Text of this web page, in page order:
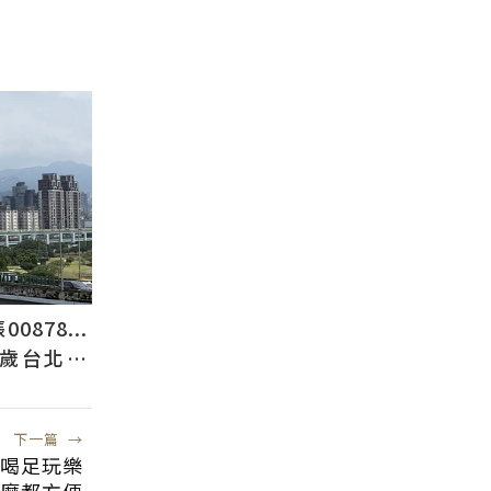
00878...
台北人
下一篇 →
足玩樂